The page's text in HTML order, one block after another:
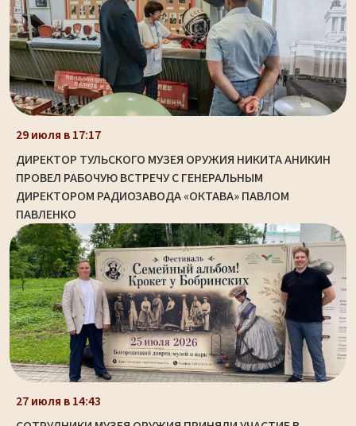
29 июля в 17:17
ДИРЕКТОР ТУЛЬСКОГО МУЗЕЯ ОРУЖИЯ НИКИТА АНИКИН
ПРОВЕЛ РАБОЧУЮ ВСТРЕЧУ С ГЕНЕРАЛЬНЫМ
ДИРЕКТОРОМ РАДИОЗАВОДА «ОКТАВА» ПАВЛОМ
ПАВЛЕНКО
27 июля в 14:43